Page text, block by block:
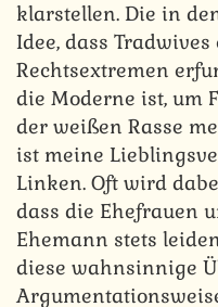
klarstellen. Die in
Idee, dass
Rechtsextremen
die Moderne ist, um
der weißen Rasse
ist meine
Linken. Oft wird
dass die Ehefrauen
Ehemann stets
diese wahnsinnige